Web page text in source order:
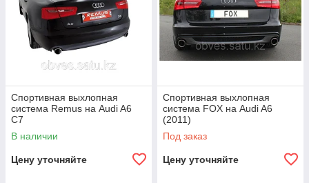
Спортивная выхлопная
система Remus на Audi A6
C7
В наличии
Цену уточняйте
Спортивная выхлопная
система FOX на Audi A6
(2011)
Под заказ
Цену уточняйте